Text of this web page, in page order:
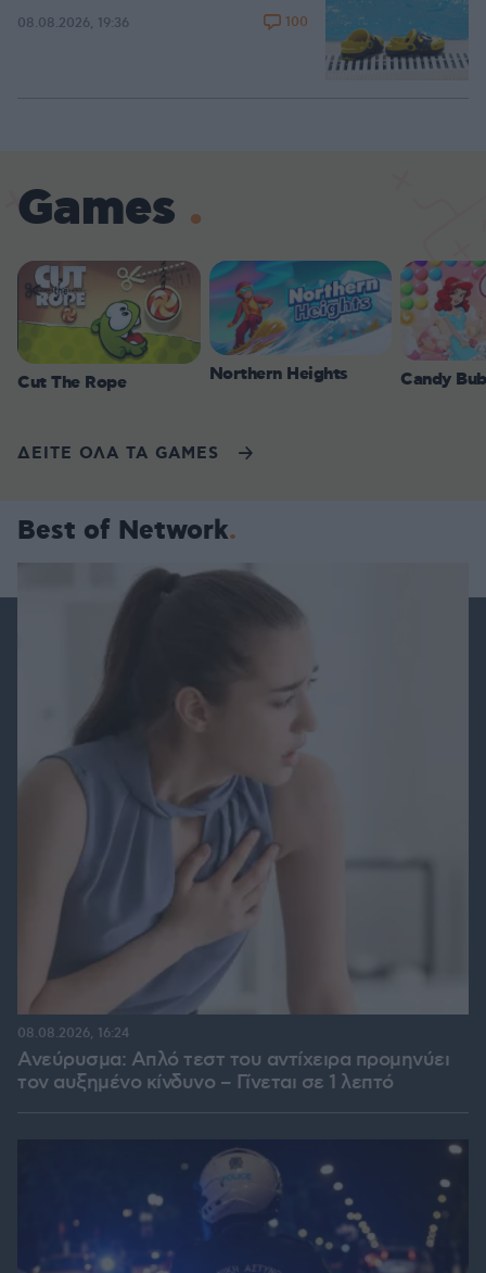
08.08.2026, 19:36 100
Games
Cut The Rope Northern Heights Candy
ΔΕΙΤΕ ΟΛΑ ΤΑ GAMES
Best of Network
Ανεύρυσμα: Απλό τεστ του αντίχειρα προμηνύει
τον αυξημένο κίνδυνο – Γίνεται σε 1 λεπτό
08.08.2026, 16:24